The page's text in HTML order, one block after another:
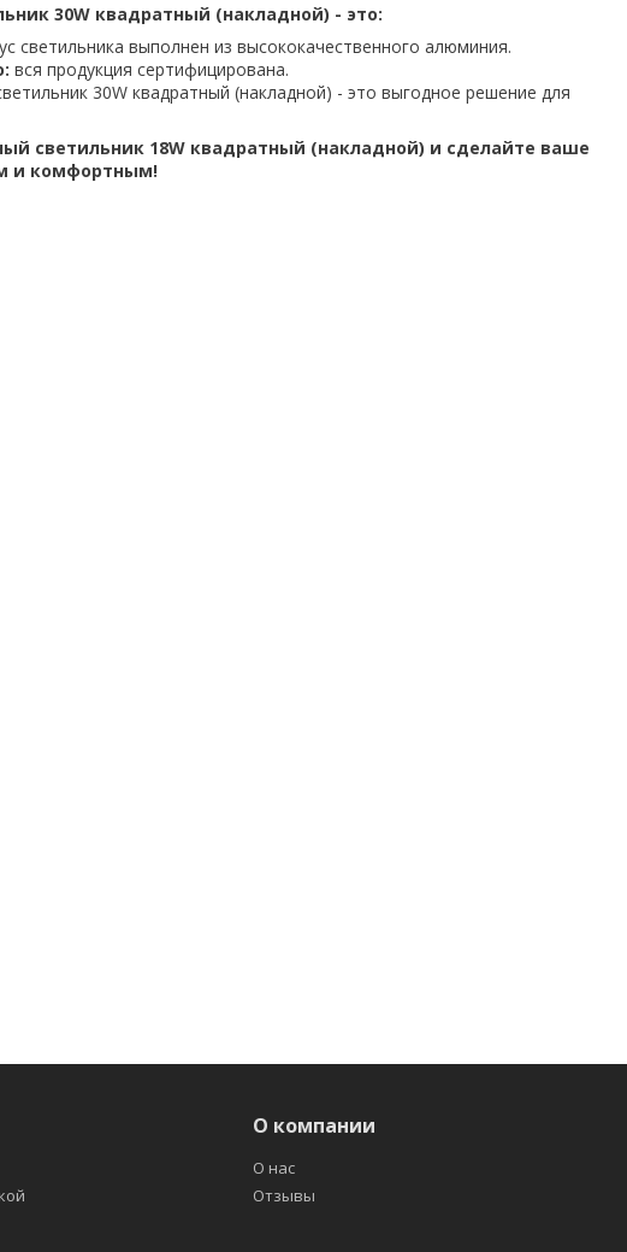
30W квадратный (накладной) - это:
светильника выполнен из высококачественного алюминия.
вся продукция сертифицирована.
30W квадратный (накладной) - это выгодное решение для
светильник 18W квадратный (накладной) и сделайте ваше
и комфортным!
О компании
О нас
Отзывы